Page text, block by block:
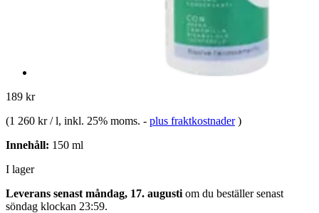
189 kr
(1 260 kr / l, inkl. 25% moms. - plus fraktkostnader )
Innehåll: 150 ml
I lager
Leverans senast måndag, 17. augusti om du beställer senast
söndag klockan 23:59.